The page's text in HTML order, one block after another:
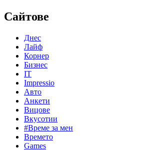
Сайтове
Днес
Лайф
Корнер
Бизнес
IT
Impressio
Авто
Анкети
Вицове
Вкусотии
#Време за мен
Времето
Games